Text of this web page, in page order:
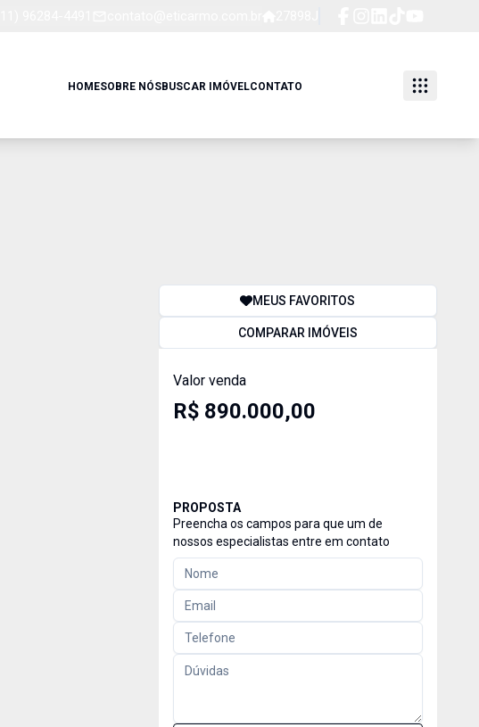
HOMESOBRE NÓSBUSCAR IMÓVELCONTATO
MEUS FAVORITOS
COMPARAR IMÓVEIS
Valor venda
R$ 890.000,00
PROPOSTA
Preencha os campos para que um de
nossos especialistas entre em contato